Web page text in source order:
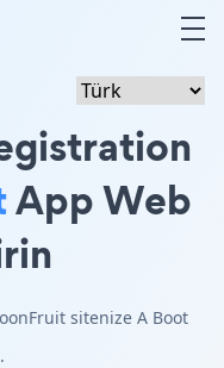
App Web
sitenize A Boot